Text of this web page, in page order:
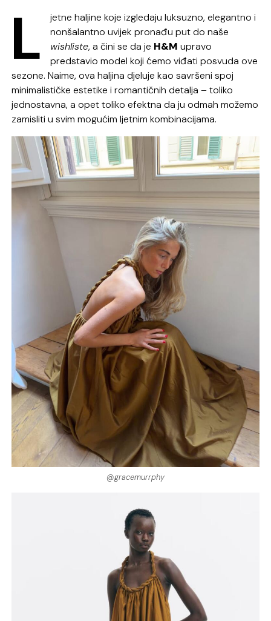
L
jetne haljine koje izgledaju luksuzno, elegantno i
nonšalantno uvijek pronađu put do naše
wishliste, a čini se da je H&M upravo
predstavio model koji ćemo viđati posvuda ove
sezone. Naime, ova haljina djeluje kao savršeni spoj
minimalističke estetike i romantičnih detalja – toliko
jednostavna, a opet toliko efektna da ju odmah možemo
zamisliti u svim mogućim ljetnim kombinacijama.
@gracemurrphy